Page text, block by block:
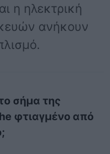
η ηλεκτρική
ανήκουν
σήμα της
φτιαγμένο από